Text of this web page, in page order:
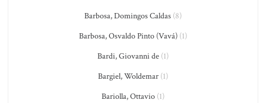
Barbosa, Domingos Caldas (8)
Barbosa, Osvaldo Pinto (Vavá) (1)
Bardi, Giovanni de (1)
Bargiel, Woldemar (1)
Bariolla, Ottavio (1)